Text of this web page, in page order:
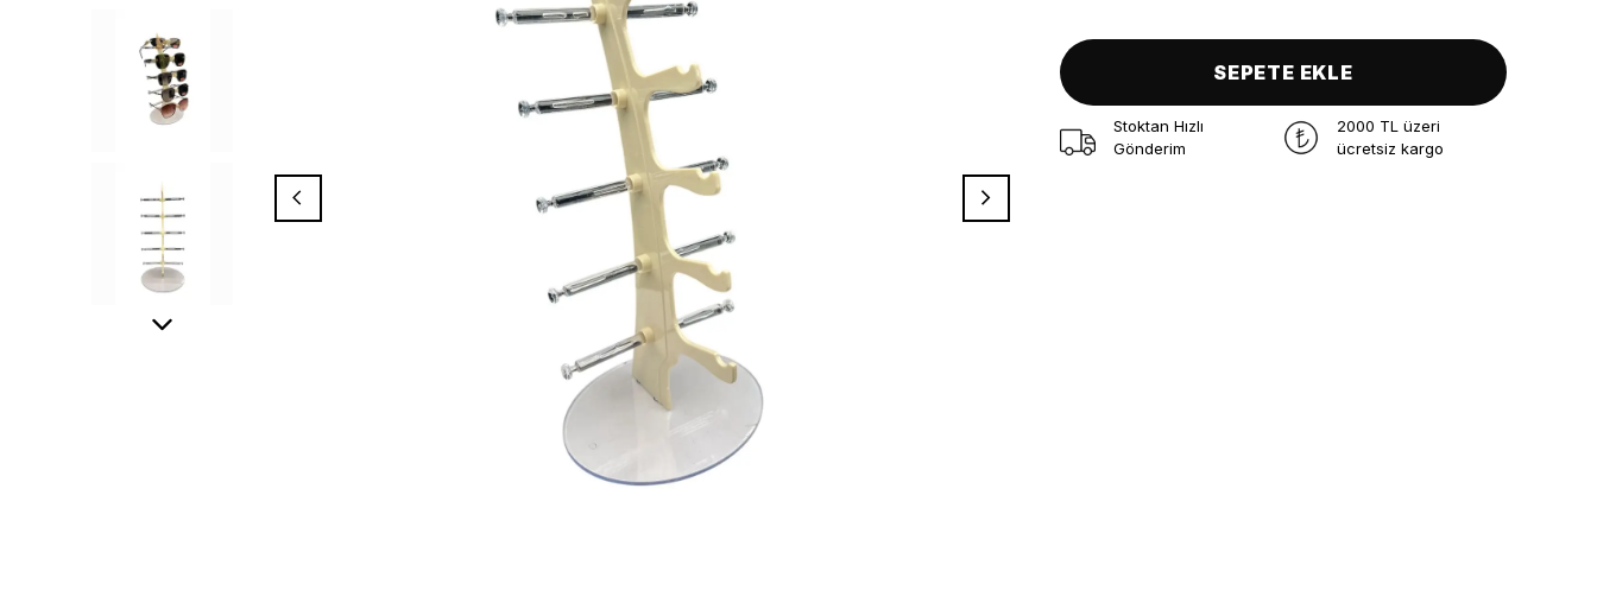
SEPETE EKLE
Stoktan Hızlı
Gönderim
2000 TL üzeri
ücretsiz kargo